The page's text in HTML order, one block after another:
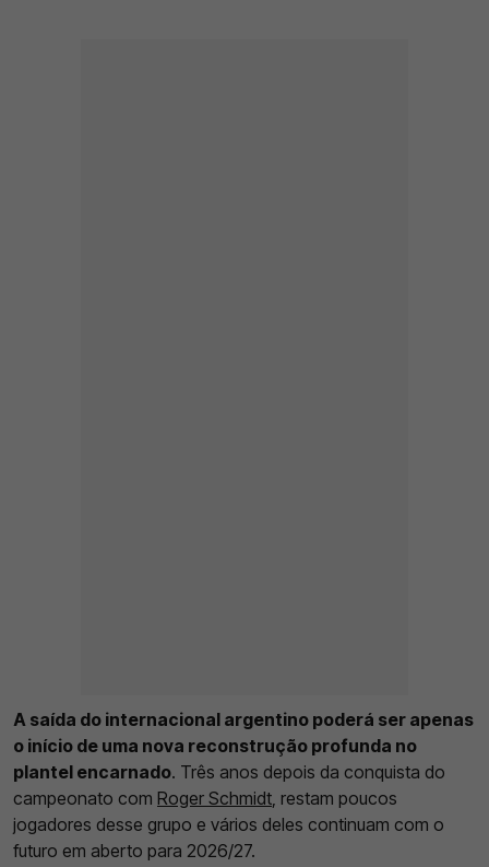
A saída do internacional argentino poderá ser apenas
o início de uma nova reconstrução profunda no
plantel encarnado. Três anos depois da conquista do
campeonato com Roger Schmidt, restam poucos
jogadores desse grupo e vários deles continuam com o
futuro em aberto para 2026/27.